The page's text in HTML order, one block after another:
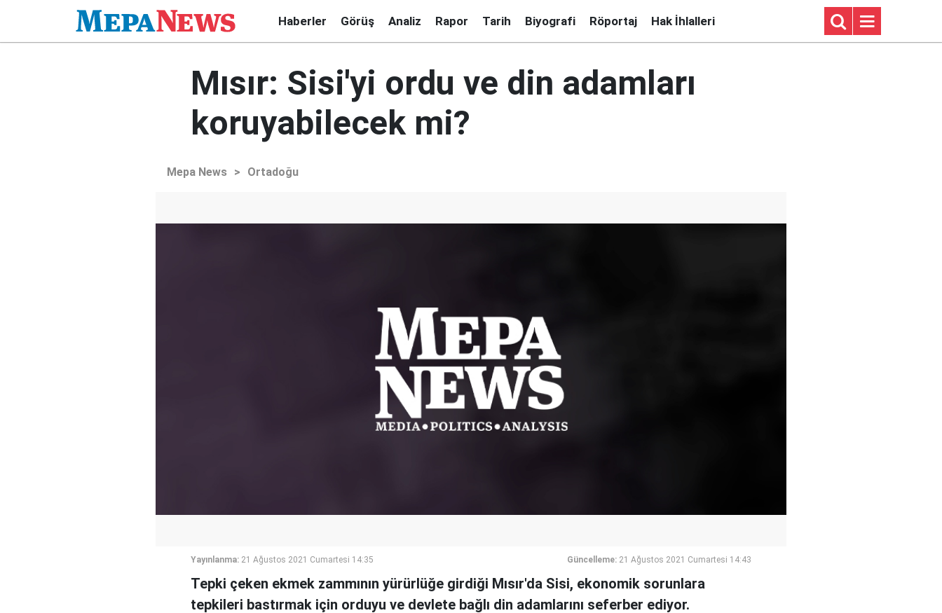
Haberler Görüş Analiz Rapor Tarih Biyografi Röportaj Hak İhlalleri
Mısır: Sisi'yi ordu ve din adamları
koruyabilecek mi?
Mepa News > Ortadoğu
Yayınlanma: 21 Ağustos 2021 Cumartesi 14:35 Güncelleme: 21 Ağustos 2021 Cumartesi 14:43
Tepki çeken ekmek zammının yürürlüğe girdiği Mısır'da Sisi, ekonomik sorunlara
tepkileri bastırmak için orduyu ve devlete bağlı din adamlarını seferber ediyor.